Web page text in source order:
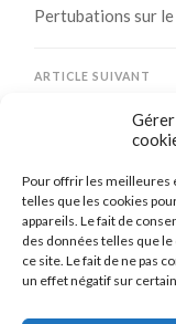
Pour offrir les meilleures
telles que les cookies
appareils. Le fait de
des données telles que
ce site. Le fait de ne pas
un effet négatif sur
Pertubations sur le
ARTICLE SUIVANT
CONNEXION